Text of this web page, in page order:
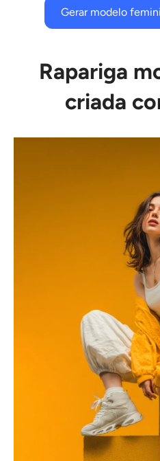
Gerar modelo
Rapariga
criada